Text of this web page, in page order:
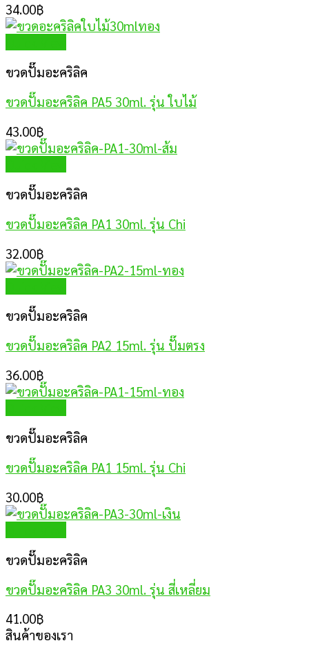
34.00฿
ขวดปั๊มอะคริลิค
ขวดปั๊มอะคริลิค PA5 30ml. รุ่น ใบไม้
43.00฿
ขวดปั๊มอะคริลิค
ขวดปั๊มอะคริลิค PA1 30ml. รุ่น Chi
32.00฿
ขวดปั๊มอะคริลิค
ขวดปั๊มอะคริลิค PA2 15ml. รุ่น ปั๊มตรง
36.00฿
ขวดปั๊มอะคริลิค
ขวดปั๊มอะคริลิค PA1 15ml. รุ่น Chi
30.00฿
ขวดปั๊มอะคริลิค
ขวดปั๊มอะคริลิค PA3 30ml. รุ่น สี่เหลี่ยม
41.00฿
สินค้าของเรา